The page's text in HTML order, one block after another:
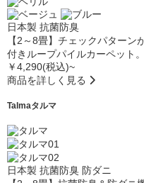
日本製 抗菌防臭
【2～8畳】チェックパター
付きループパイルカーペット。
￥4,290(税込)~
商品を詳しく見る
Talmaタルマ
日本製 抗菌防臭 防ダニ